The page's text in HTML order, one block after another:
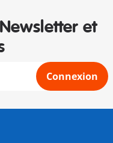
et
Connexion